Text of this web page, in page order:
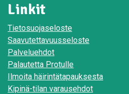
Linkit
Tietosuojaseloste
Saavutettavuusseloste
Palveluehdot
Palautetta Protulle
Ilmoita häirintätapauksesta
Kipinä-tilan varausehdot